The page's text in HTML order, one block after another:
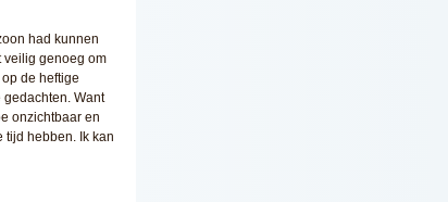
had kunnen
veilig genoeg om
de heftige
Want
onzichtbaar en
tijd hebben. Ik kan